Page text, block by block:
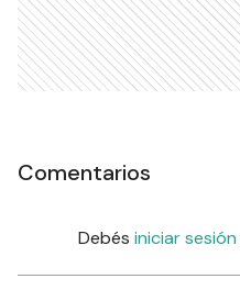
Comentarios
Debés iniciar sesión